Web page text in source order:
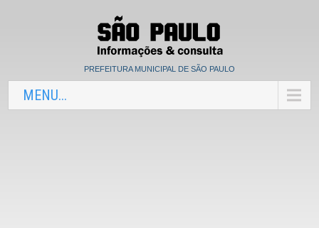
PREFEITURA MUNICIPAL DE SÃO PAULO
MENU...